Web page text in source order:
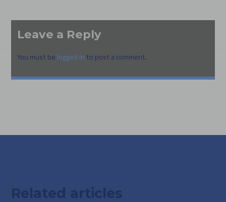
Leave a Reply
You must belogged into post a comment.
Related articles